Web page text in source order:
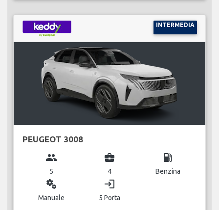
INTERMEDIA
PEUGEOT 3008
group
5
business_center
4
local_gas_station
Benzina
miscellaneous_services
Manuale
login
5 Porta